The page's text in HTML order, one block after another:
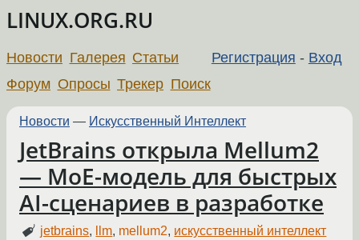
LINUX.ORG.RU
Регистрация - Вход
Новости Галерея Статьи
Форум Опросы Трекер Поиск
Новости — Искусственный Интеллект
JetBrains открыла Mellum2
— MoE-модель для быстрых
AI-сценариев в разработке
jetbrains, llm, mellum2, искусственный интеллект